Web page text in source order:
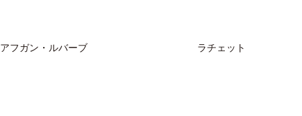
アフガン・ルバーブ ラチェット